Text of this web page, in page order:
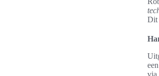
Dit
via